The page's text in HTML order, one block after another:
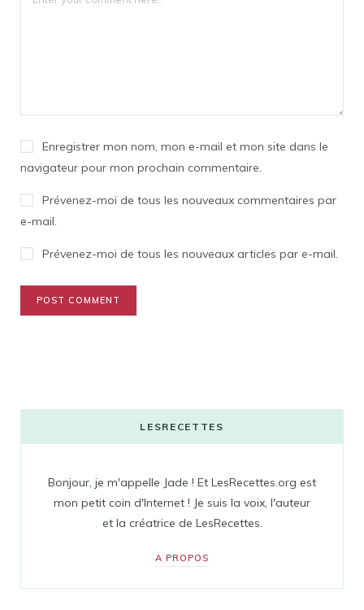
Enregistrer mon nom, mon e-mail et mon site dans le
navigateur pour mon prochain commentaire.
Prévenez-moi de tous les nouveaux commentaires par
e-mail.
Prévenez-moi de tous les nouveaux articles par e-mail.
LESRECETTES
Bonjour, je m'appelle Jade ! Et LesRecettes.org est
mon petit coin d'Internet ! Je suis la voix, l'auteur
et la créatrice de LesRecettes.
A PROPOS